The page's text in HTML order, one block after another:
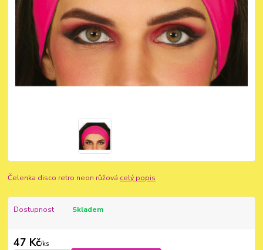
Čelenka disco retro neon růžová celý popis
Dostupnost Skladem
47 Kč/ks